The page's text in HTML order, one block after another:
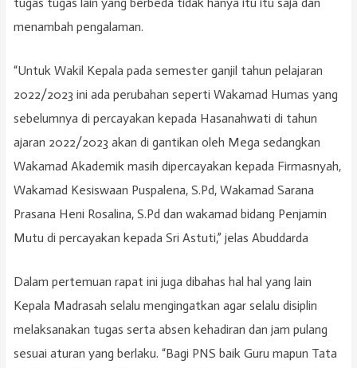
menambah pengalaman.
“Untuk Wakil Kepala pada semester ganjil tahun pelajaran
2022/2023 ini ada perubahan seperti Wakamad Humas yang
sebelumnya di percayakan kepada Hasanahwati di tahun
ajaran 2022/2023 akan di gantikan oleh Mega sedangkan
Wakamad Akademik masih dipercayakan kepada Firmasnyah,
Wakamad Kesiswaan Puspalena, S.Pd, Wakamad Sarana
Prasana Heni Rosalina, S.Pd dan wakamad bidang Penjamin
Mutu di percayakan kepada Sri Astuti,” jelas Abuddarda
Dalam pertemuan rapat ini juga dibahas hal hal yang lain
Kepala Madrasah selalu mengingatkan agar selalu disiplin
melaksanakan tugas serta absen kehadiran dan jam pulang
sesuai aturan yang berlaku. “Bagi PNS baik Guru mapun Tata